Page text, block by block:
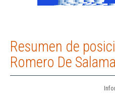
Resumen de
Romero De